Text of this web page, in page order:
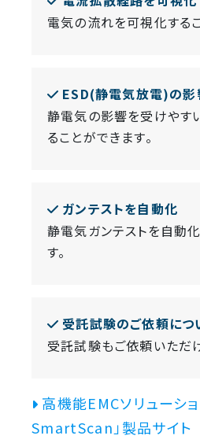
電気の流れを可視化する
ESD(静電気放電)の影
静電気の影響を受けやす
ることができます。
ガンテストを自動化
静電気ガンテストを自動
す。
受託試験のご依頼につ
受託試験もご依頼いただ
高機能EMCソリューショ
SmartScan」製品サイト